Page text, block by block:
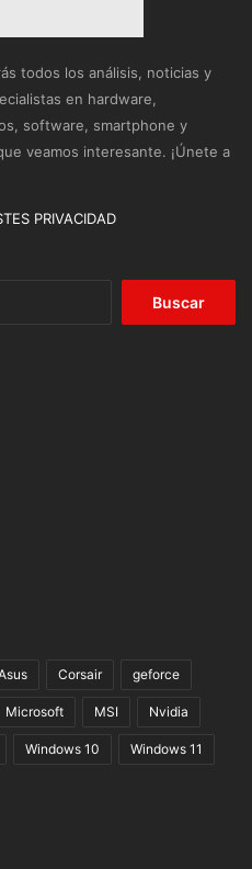
todos los análisis, noticias y
en hardware,
software, smartphone y
veamos interesante. ¡Únete a
PRIVACIDAD
Corsair geforce
Microsoft MSI Nvidia
Windows 10 Windows 11